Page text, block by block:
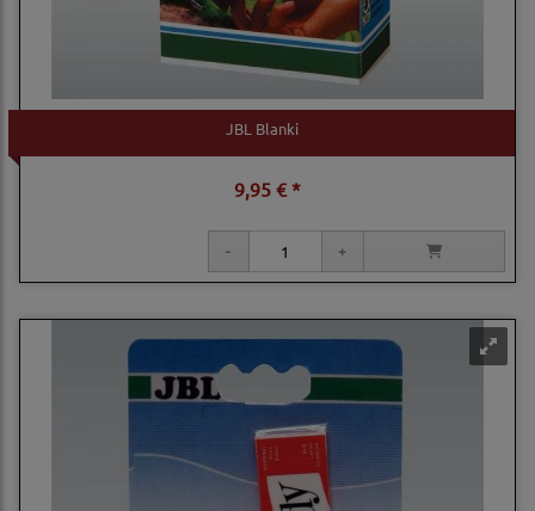
JBL Blanki
9,95 € *